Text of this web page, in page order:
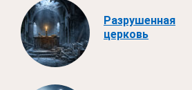
Разрушенная
церковь